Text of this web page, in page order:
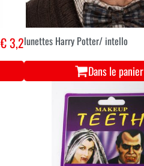
€ 3,2lunettes Harry Potter/ intello
Dans le panier